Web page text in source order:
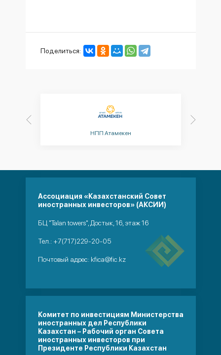
Поделиться:
Министерство здравоохранения
Ассоциация «Казахстанский Совет
иностранных инвесторов» (АКСИИ)
БЦ "Talan towers", Достык, 16, этаж 16
Тел.: +7(717)229-20-05
Почтовый адрес: kfica@fic.kz
Комитет по инвестициям Министерства
иностранных дел Республики
Казахстан – Рабочий орган Совета
иностранных инвесторов при
Президенте Республики Казахстан